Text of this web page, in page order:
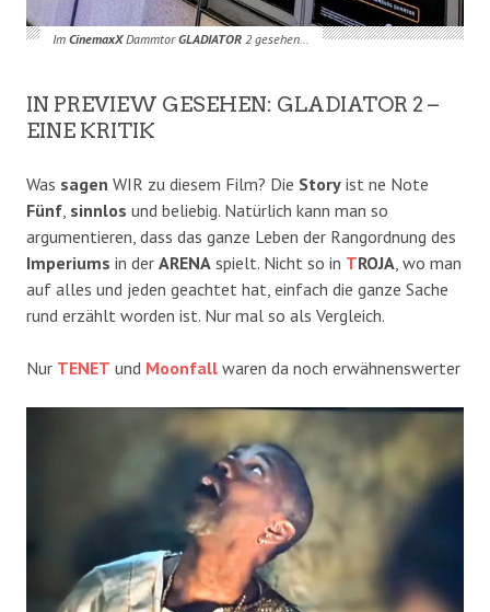
Im CinemaxXDammtorGLADIATOR2 gesehen…
IN PREVIEW GESEHEN: GLADIATOR 2 –
EINE KRITIK
Was sagen WIR zu diesem Film? Die Story ist ne Note
Fünf sinnlos und beliebig. Natürlich kann man so
argumentieren, dass das ganze Leben der Rangordnung des
Imperiums in der ARENA spielt. Nicht so in TROJA , wo man
auf alles und jeden geachtet hat, einfach die ganze Sache
rund erzählt worden ist. Nur mal so als Vergleich.
Nur TENET und Moonfall waren da noch erwähnenswerter